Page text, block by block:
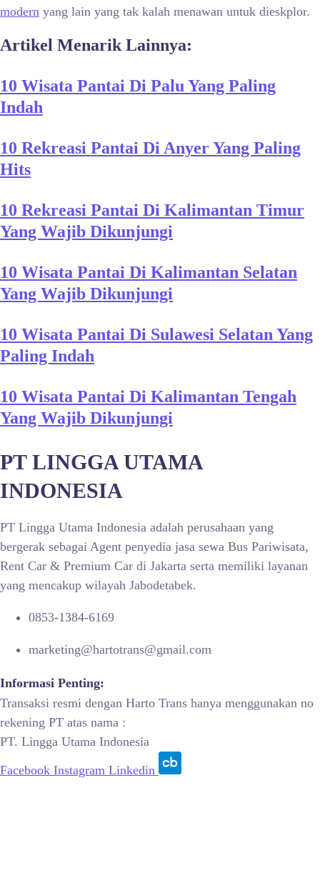
modern yang lain yang tak kalah menawan untuk dieskplor.
Artikel Menarik Lainnya:
10 Wisata Pantai Di Palu Yang Paling
Indah
10 Rekreasi Pantai Di Anyer Yang Paling
Hits
10 Rekreasi Pantai Di Kalimantan Timur
Yang Wajib Dikunjungi
10 Wisata Pantai Di Kalimantan Selatan
Yang Wajib Dikunjungi
10 Wisata Pantai Di Sulawesi Selatan Yang
Paling Indah
10 Wisata Pantai Di Kalimantan Tengah
Yang Wajib Dikunjungi
PT LINGGA UTAMA
INDONESIA
PT Lingga Utama Indonesia adalah perusahaan yang
bergerak sebagai Agent penyedia jasa sewa Bus Pariwisata,
Rent Car & Premium Car di Jakarta serta memiliki layanan
yang mencakup wilayah Jabodetabek.
0853-1384-6169
marketing@hartotrans@gmail.com
Informasi Penting:
Transaksi resmi dengan Harto Trans hanya menggunakan no
rekening PT atas nama :
PT. Lingga Utama Indonesia
Facebook Instagram Linkedin